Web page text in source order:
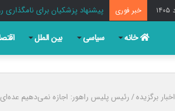
خبر فوری پیشنهاد پزشکیان برای نامگذاری
خانه سیاسی بین الملل
اخبار برگزیده/رئیس پلیس راهور: اجازه نمی‌دهیم